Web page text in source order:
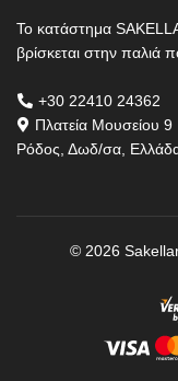
Το κατάστημα
βρίσκεται στην παλιά
+30 22410 24362
Πλατεία Μουσείου 9
Ρόδος, Δωδ/σα,
© 2026